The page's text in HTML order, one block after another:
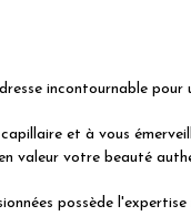
incontournable
et à vous
valeur votre beauté
possède